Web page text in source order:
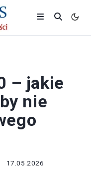
– jakie
nie
17.05.2026